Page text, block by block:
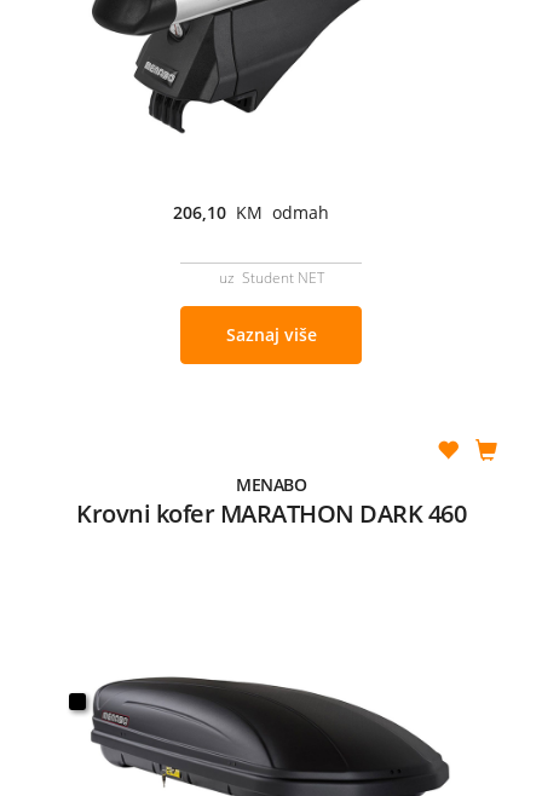
206,10 KM odmah
uz Student NET
Saznaj više
MENABO
Krovni kofer MARATHON DARK 460